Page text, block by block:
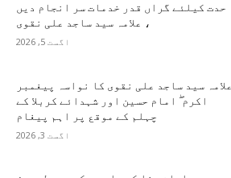
حدت کیلئے گراں قدر خدمات سر انجام دیں
، علامہ سید ساجد علی نقوی
اگست 5, 2026
علامہ سید ساجد علی نقوی کا نواسہ پیغمبر
اکرم ۖ امام حسین اور شہدائے کربلا کے
چہلم کے موقع پر اہم پیغام
اگست 3, 2026